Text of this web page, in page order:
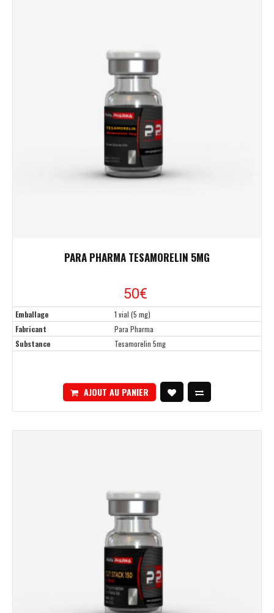
PARA PHARMA TESAMORELIN 5MG
50€
Emballage
1 vial (5 mg)
Fabricant
Para Pharma
Substance
Tesamorelin 5mg
AJOUT AU PANIER